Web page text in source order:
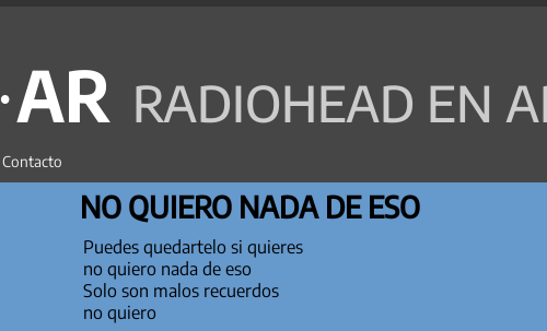
RADIOHEAD EN
Contacto
NO QUIERO NADA DE ESO
Puedes quedartelo si quieres
no quiero nada de eso
Solo son malos recuerdos
no quiero